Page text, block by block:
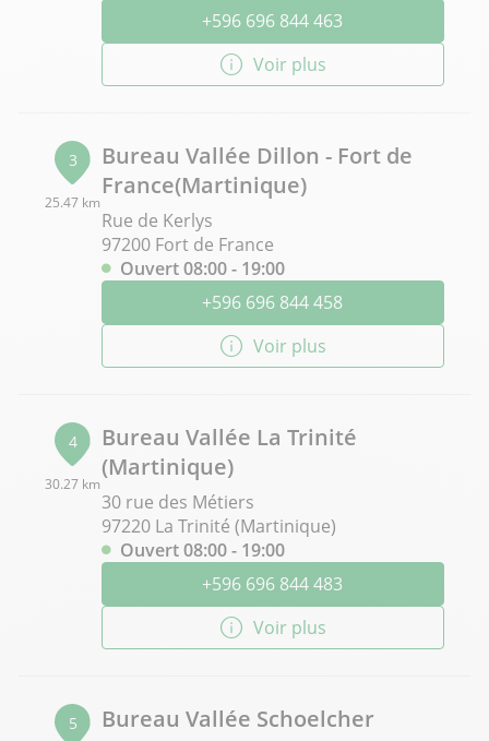
+596 696 844 463
Voir plus
3
25.47 km
Bureau Vallée Dillon - Fort de
France(Martinique)
Rue de Kerlys
97200 Fort de France
Ouvert 08:00 - 19:00
+596 696 844 458
Voir plus
4
30.27 km
Bureau Vallée La Trinité
(Martinique)
30 rue des Métiers
97220 La Trinité (Martinique)
Ouvert 08:00 - 19:00
+596 696 844 483
Voir plus
5 Bureau Vallée Schoelcher